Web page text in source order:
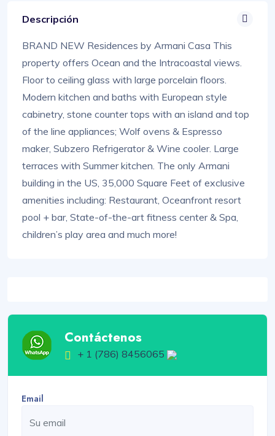
Descripción
BRAND NEW Residences by Armani Casa This
property offers Ocean and the Intracoastal views.
Floor to ceiling glass with large porcelain floors.
Modern kitchen and baths with European style
cabinetry, stone counter tops with an island and top
of the line appliances; Wolf ovens & Espresso
maker, Subzero Refrigerator & Wine cooler. Large
terraces with Summer kitchen. The only Armani
building in the US, 35,000 Square Feet of exclusive
amenities including: Restaurant, Oceanfront resort
pool + bar, State-of-the-art fitness center & Spa,
children’s play area and much more!
Contáctenos
+ 1 (786) 8456065
Email